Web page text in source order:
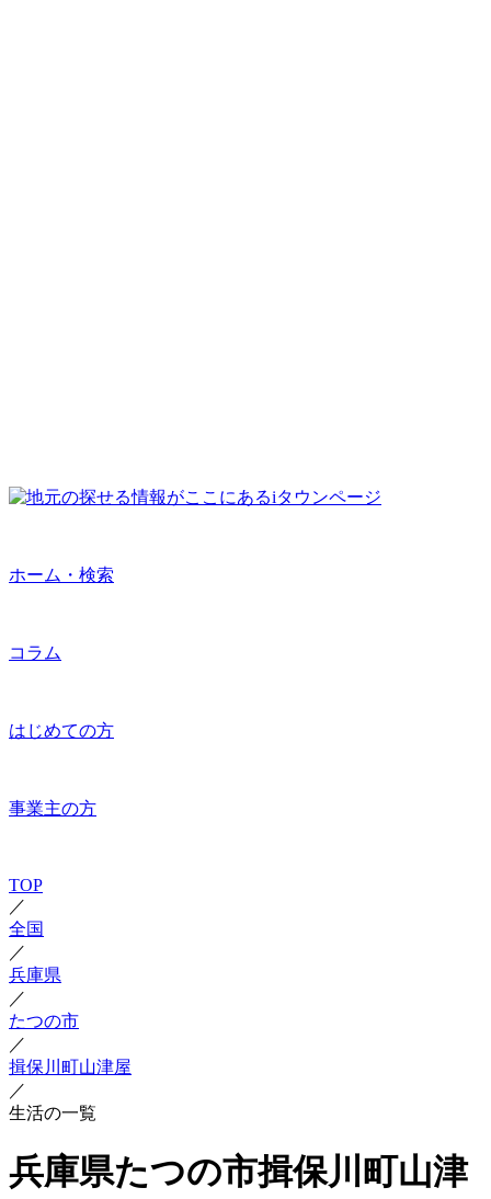
ホーム・検索
コラム
はじめての方
事業主の方
TOP
／
全国
／
兵庫県
／
たつの市
／
揖保川町山津屋
／
生活の一覧
兵庫県たつの市揖保川町山津